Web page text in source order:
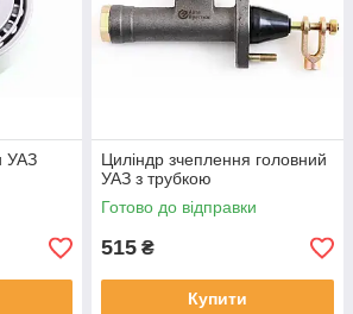
УАЗ
Циліндр зчеплення головний
УАЗ з трубкою
Готово до відправки
515 ₴
Купити